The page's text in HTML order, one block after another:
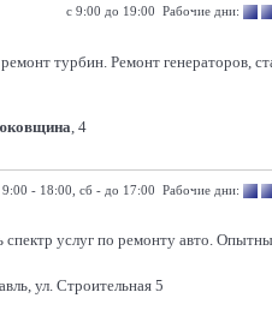
с 9:00 до 19:00 Рабочие дни:
турбин. Ремонт генераторов,
, 4
9:00 - 18:00, сб - до 17:00 Рабочие дни:
услуг по ремонту авто.
ул. Строительная 5